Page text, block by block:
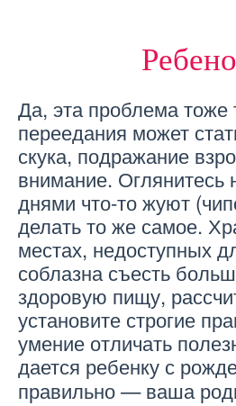
Да, эта проблема тоже
переедания может
скука, подражание
внимание.
днями что-то жуют
делать то же самое.
местах, недоступных
соблазна съесть
здоровую пищу,
установите строгие
умение отличать
дается ребенку с
правильно — ваша